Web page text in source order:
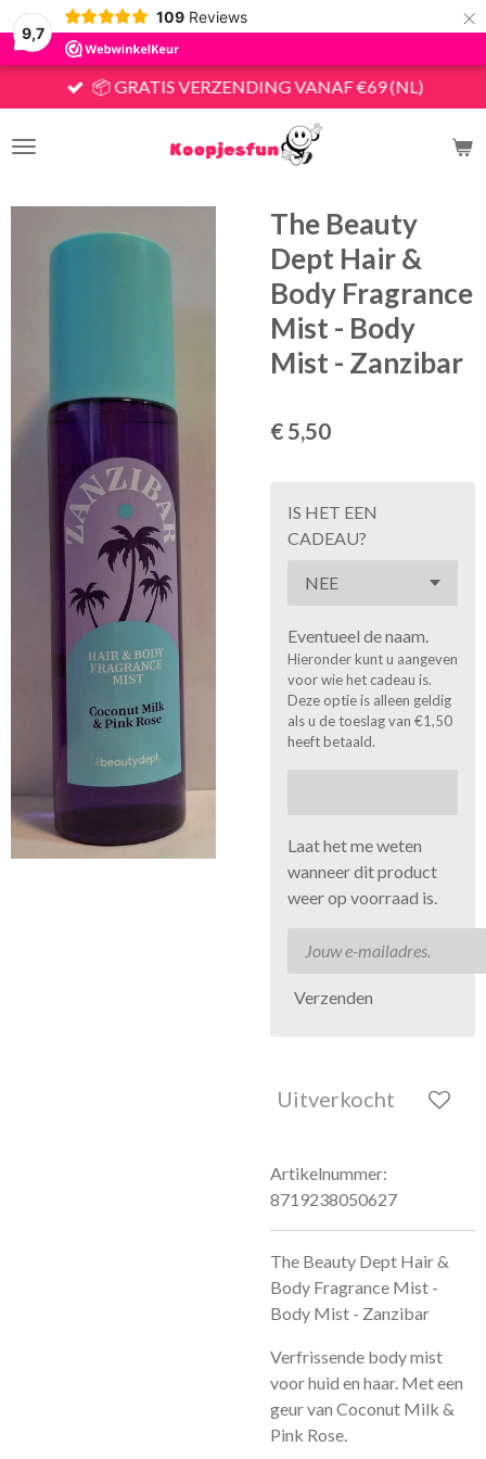
9,7
109 Reviews ×
📦 GRATIS VERZENDING VANAF €69 (NL)
The Beauty
Dept Hair &
Body Fragrance
Mist - Body
Mist - Zanzibar
€ 5,50
IS HET EEN
CADEAU?
Eventueel de naam.
Hieronder kunt u aangeven
voor wie het cadeau is.
Deze optie is alleen geldig
als u de toeslag van €1,50
heeft betaald.
Laat het me weten
wanneer dit product
weer op voorraad is.
Verzenden
Uitverkocht
Artikelnummer:
8719238050627
The Beauty Dept Hair &
Body Fragrance Mist -
Body Mist - Zanzibar
Verfrissende body mist
voor huid en haar. Met een
geur van Coconut Milk &
Pink Rose.